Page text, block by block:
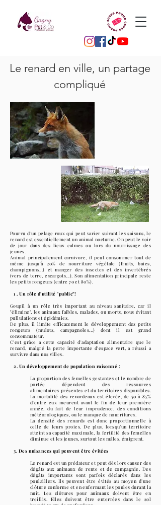
Le renard en ville, un partage
compliqué
Pourvu d'un pelage roux qui peut varier suivant les saisons, le
renard est essentiellement un animal nocturne. On peut le voir
de jour dans des lieux calmes ou lors du nourrissage des
jeunes.
Animal principalement carnivore, il peut consommer tout de
mêmejusqu'à 20% de nourriture végétale (fruits, baies,
champignons...) et manger des insectes et des invertébrés
(vers de terre, escargots...). Son alimentation principale reste
les petits rongeurs (entre 70 et 80%).
1 . Un rôle d'utilité "public"!
Goupil à un rôle très important au niveau sanitaire, car il
"élimine", les animaux faibles, malades, ou morts, nous évitant
pullulations et épidémies.
De plus, il limite efficacement le développement des petits
rongeurs (mulots, campagnoles...) dont il est grand
consommateur.
C'estgrâce a cette capacité d'adaptation alimentaire que le
renard, malgré la perte importante d'espace vert, a réussi a
survivre dans nos villes.
2. ​Un développement de population raisonné :
La proportion des femelles gestantes et le nombre de
portée dépendent des ressources
alimentaires présentes et du territoires disponibles.
La mortalité des renardeaux est élevée, de 50 à 85%
d'entre eux meurent avant le fin de leur première
année, du fait de leur imprudence, des conditions
météorologiques, ou le manque de nourritures.
La densité des renards est donc proportionnelle à
celle de leurs proies. De plus, lorsqu’un territoire
atteint sa capacité maximale, la fertilité des femelles
diminue et les jeunes, surtout les mâles, émigrent.
3. Des nuisances qui peuvent être évitées
Le renard est un prédateur et peut dès lors causer des
dégâts aux animaux de rente et de compagnie. Des
dégâts importants sont parfois déclarés dans les
poulaillers. Ils peuvent être évités au moyen d’une
clôture conforme et en enfermant les poules durant la
nuit. Les clôtures pour animaux doivent être en
treillis. Elles doivent être enterrées dans le sol